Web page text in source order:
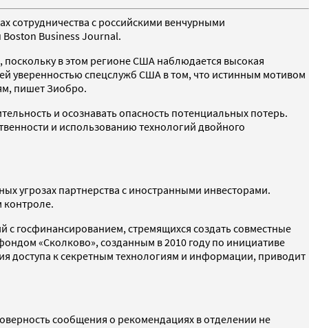
сотрудничества с российскими венчурными
Business Journal.
в этом регионе США наблюдается высокая
уверенностью спецслужб США в том, что истинным мотивом
пишет Зиобро.
и осознавать опасность потенциальных потерь.
и использованию технологий двойного
угрозах партнерства с иностранными инвесторами.
контроле.
госфинансированием, стремящихся создать совместные
«Сколково», созданным в 2010 году по инициативе
доступа к секретным технологиям и информации, приводит
сообщения о рекомендациях в отделении не